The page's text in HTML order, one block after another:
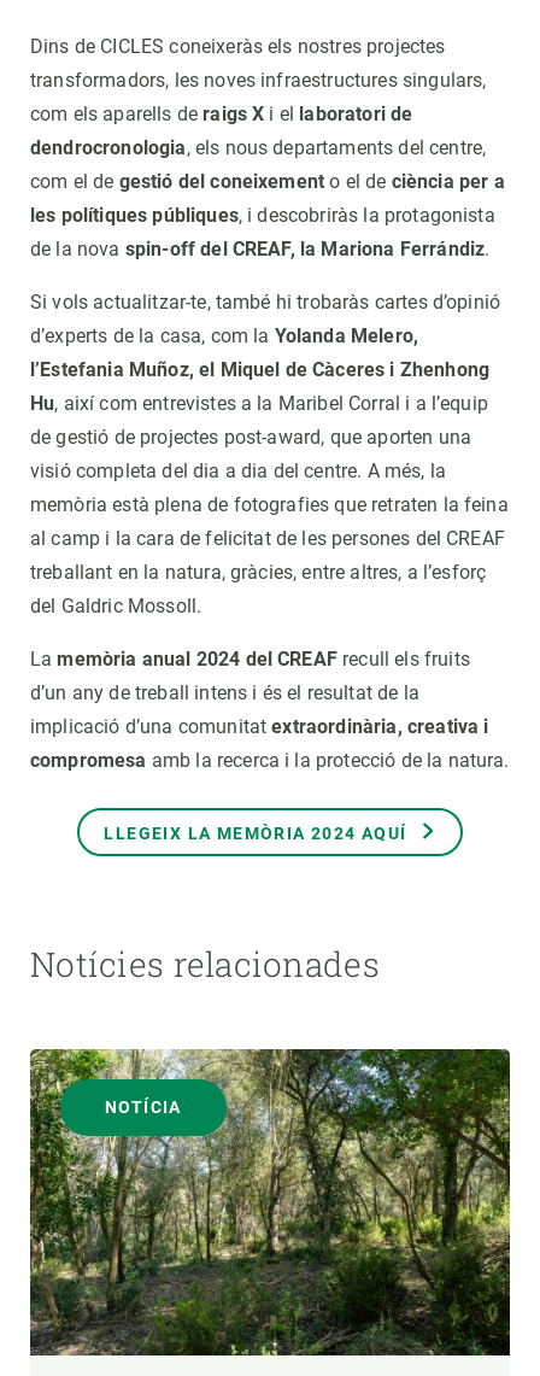
Dins de CICLES coneixeràs els nostres projectes
transformadors, les noves infraestructures singulars,
com els aparells deraigs X i el
laboratori de
dendrocronologia, els nous departaments del centre,
com el de gestió del coneixement o el de ciència per a
les polítiques públiques, i descobriràs la protagonista
de la nova spin-off del CREAF, la Mariona Ferrándiz.
Si vols actualitzar-te, també hi trobaràs cartes d’opinió
d’experts de la casa, com la Yolanda Melero,
l’Estefania Muñoz, el Miquel de Càceres i Zhenhong
Hu, així com entrevistes a la Maribel Corral i a l’equip
de gestió de projectes post-award, que aporten una
visió completa del dia a dia del centre. A més, la
memòria està plena de fotografies que retraten la feina
al camp i la cara de felicitat de les persones del CREAF
treballant en la natura, gràcies, entre altres, a l’esforç
del Galdric Mossoll.
Lamemòria anual 2024 del CREAFrecull els fruits
d’un any de treball intens i és el resultat de la
implicació d’una comunitatextraordinària, creativa i
compromesa amb la recerca i la protecció de la natura.
LLEGEIX LA MEMÒRIA 2024 AQUÍ
Notícies relacionades
NOTÍCIA